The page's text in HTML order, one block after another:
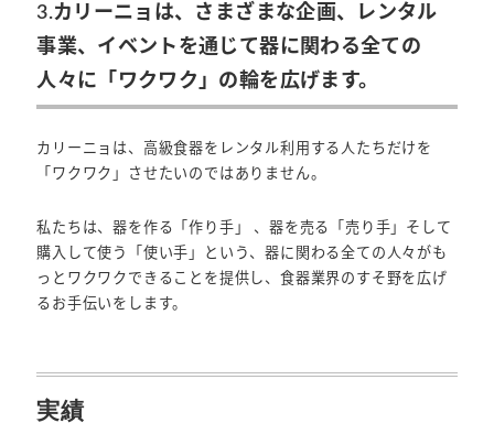
3.カリーニョは、さまざまな企画、レンタル
事業、イベントを通じて器に関わる全ての
人々に「ワクワク」の輪を広げます。
カリーニョは、高級食器をレンタル利用する人たちだけを
「ワクワク」させたいのではありません。
私たちは、器を作る「作り手」 、器を売る「売り手」そして
購入して使う「使い手」という、器に関わる全ての人々がも
っとワクワクできることを提供し、食器業界のすそ野を広げ
るお手伝いをします。
実績